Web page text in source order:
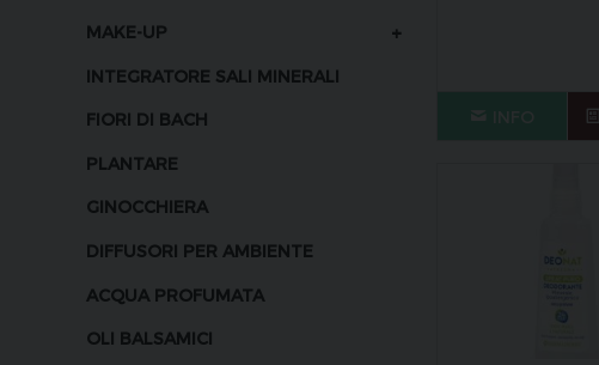
MAKE-UP +
INTEGRATORE SALI MINERALI
FIORI DI BACH
PLANTARE
GINOCCHIERA
DIFFUSORI PER AMBIENTE
ACQUA PROFUMATA
OLI BALSAMICI